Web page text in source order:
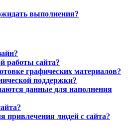
выполнения?
работы сайта?
графических материалов?
поддержки?
данные для наполнения
людей с сайта?